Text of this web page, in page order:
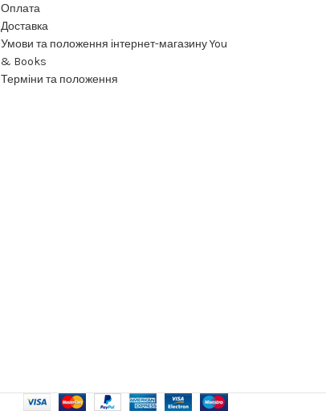
Оплата
Доставка
Умови та положення інтернет-магазину You
& Books
Терміни та положення